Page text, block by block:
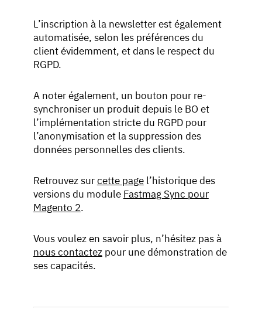
L’inscription à la newsletter est également
automatisée, selon les préférences du
client évidemment, et dans le respect du
RGPD.
A noter également, un bouton pour re-
synchroniser un produit depuis le BO et
l’implémentation stricte du RGPD pour
l’anonymisation et la suppression des
données personnelles des clients.
Retrouvez surcette pagel’historique des
versions du module Fastmag Sync pour
Magento 2.
Vous voulez en savoir plus, n’hésitez pas à
nous contactezpour une démonstration de
ses capacités.